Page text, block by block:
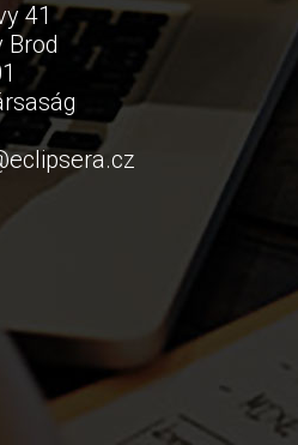
41
Brod
eclipsera.cz